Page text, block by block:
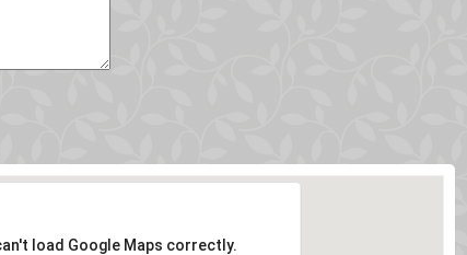
load Google Maps correctly.